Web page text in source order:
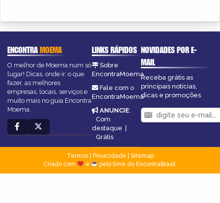
ENCONTRAMOEMA
O melhor de Moema num só
lugar! Dicas, onde ir, o que
fazer, as melhores
empresas, locais, serviços e
muito mais no guia Encontra
Moema.
LINKS RÁPIDOS
Sobre
EncontraMoema
Fale com o
EncontraMoema
ANUNCIE:
Com
destaque |
Grátis
NOVIDADES POR E-
MAIL
Receba grátis as
principais notícias,
dicas e promoções
Termos| Privacidade
Sitemap
Criado com
e pelo time do EncontraBrasil